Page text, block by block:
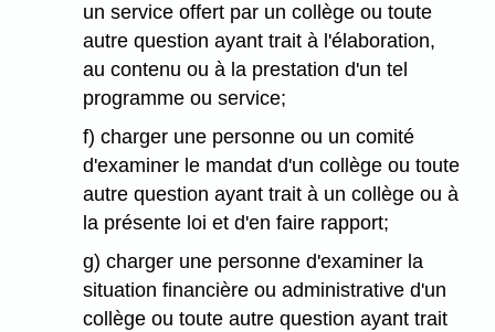
un service offert par un collège ou toute
autre question ayant trait à l'élaboration,
au contenu ou à la prestation d'un tel
programme ou service;
f) charger une personne ou un comité
d'examiner le mandat d'un collège ou toute
autre question ayant trait à un collège ou à
la présente loi et d'en faire rapport;
g) charger une personne d'examiner la
situation financière ou administrative d'un
collège ou toute autre question ayant trait